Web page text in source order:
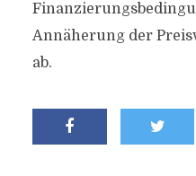
Annäherung der
ab.